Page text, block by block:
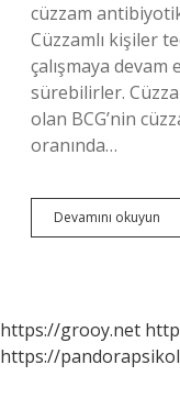
cüzzam
Cüzzamlı kişiler
çalışmaya
sürebilirler.
olan BCG’nin
oranında…
Devamını okuyun
https://grooy.net
https://